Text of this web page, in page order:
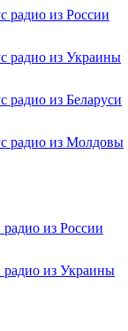
радио из России
радио из Украины
радио из Беларуси
радио из Молдовы
из России
из Украины